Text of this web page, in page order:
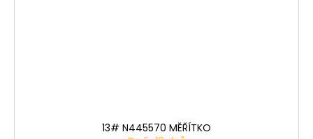
13# N445570 MĚŘÍTKO